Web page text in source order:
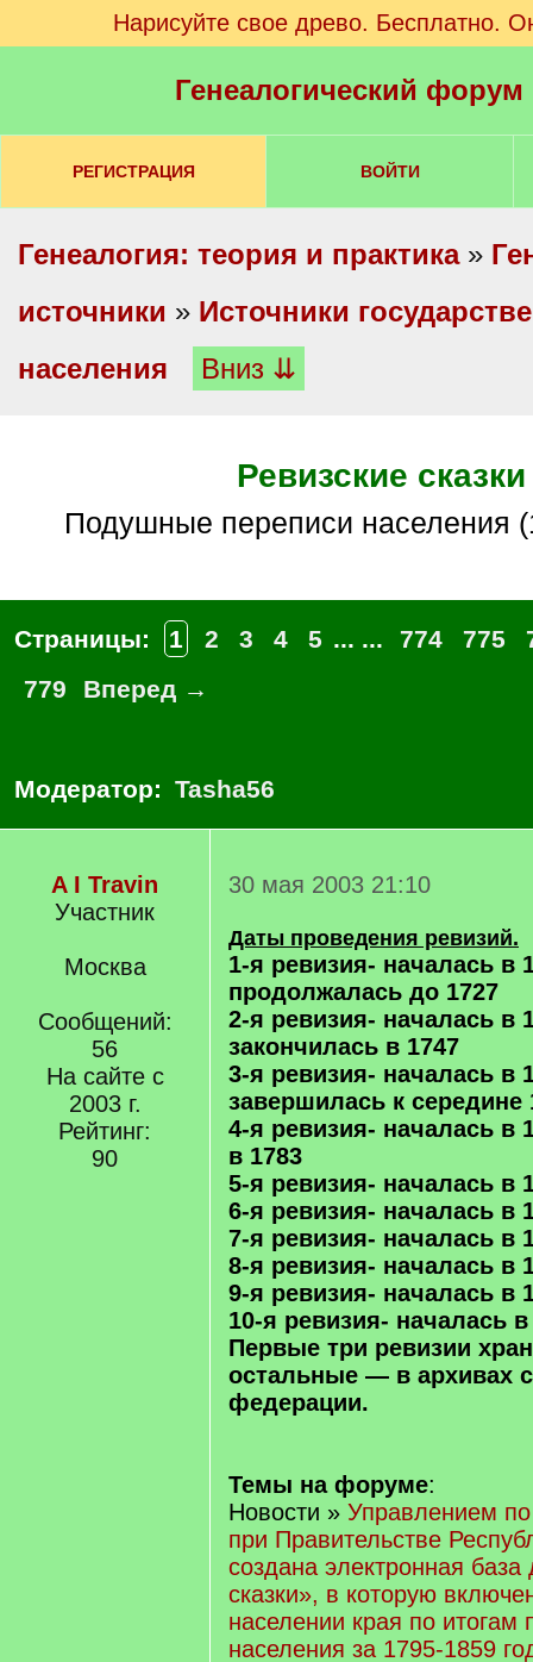
Нарисуйте свое древо. Бесплатно.
Генеалогический
РЕГИСТРАЦИЯ ВОЙТИ
Генеалогия: теория и практика»
источники » Источники
населения
Вниз ⇊
Ревизские сказки
Подушные переписи населения
Страницы: 1 2 3 4 5 ... ... 774 775
779
Вперед →
Модератор: Tasha56
A I Travin
Участник
Москва
Сообщений:
56
На сайте с
2003 г.
Рейтинг:
90
30 мая 2003 21:10
Даты проведения ревизий.
1-я ревизия- началась в
продолжалась до 1727
2-я ревизия- началась в
закончилась в 1747
3-я ревизия- началась в
завершилась к середине
4-я ревизия- началась в
в 1783
5-я ревизия- началась в
6-я ревизия- началась в
7-я ревизия- началась в
8-я ревизия- началась в
9-я ревизия- началась в
10-я ревизия- началась в
Первые три ревизии
остальные — в архивах
федерации.
Темы на форуме:
Новости » Управлением
при Правительстве
создана электронная
сказки», в которую
населении края по итогам
населения за 1795-1859